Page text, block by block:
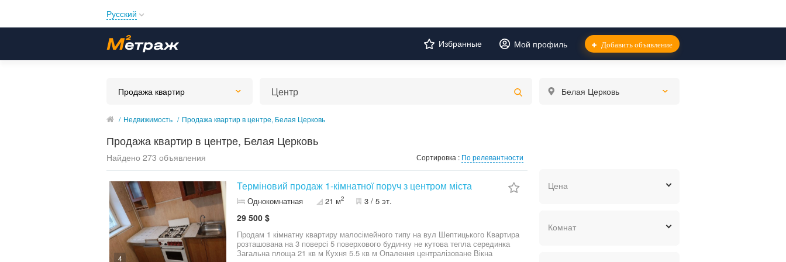
Русский
Українська
Избранные Мой профиль Добавить объявление
Продажа квартир Белая Церковь
/ Недвижимость / Продажа квартир в центре, Белая Церковь
Продажа квартир в центре, Белая Церковь
Найдено 273 объявления Сортировка : По релевантности
4
Терміновий продаж 1-кімнатної поруч з центром міста
Однокомнатная 21 м2 3 / 5 эт.
29 500 $
Продам 1 кімнатну квартиру малосімейного типу на вул Шептицького Квартира
розташована на 3 поверсі 5 поверхового будинку не кутова тепла серединка
Загальна площа 21 кв м Кухня 5.5 кв м Опалення централізоване Вікна
Цена
Комнат